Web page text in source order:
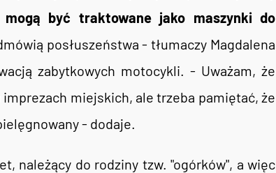
mogą być traktowane jako maszynki do
posłuszeństwa - tłumaczy Magdalena
zabytkowych motocykli. - Uważam, że
miejskich, ale trzeba pamiętać, że
- dodaje.
należący do rodziny tzw. "ogórków", a więc